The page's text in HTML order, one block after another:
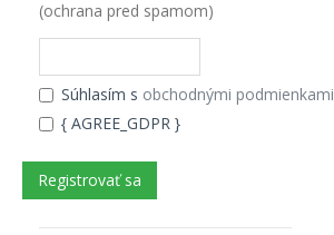
(ochrana pred spamom)
Súhlasím s obchodnými podmienkami
{ AGREE_GDPR }